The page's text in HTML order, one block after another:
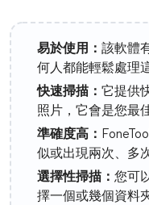
易於使用： 該軟體
何人都能輕鬆處理
快速掃描： 它提供
照片，它會是您最
準確度高：
似或出現兩次、多
選擇性掃描： 您可
擇一個或幾個資料